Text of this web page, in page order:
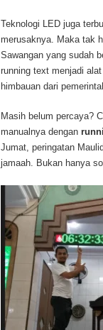
Teknologi LED juga
merusaknya. Maka tak
Sawangan yang sudah
running text menjadi
himbauan dari
Masih belum percaya?
manualnya dengan
Jumat, peringatan
jamaah. Bukan hanya